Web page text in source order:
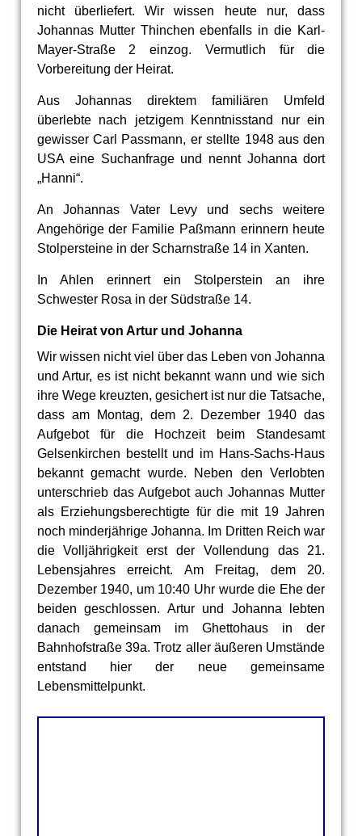
nicht überliefert. Wir wissen heute nur, dass
Johannas Mutter Thinchen ebenfalls in die Karl-
Mayer-Straße 2 einzog. Vermutlich für die
Vorbereitung der Heirat.
Aus Johannas direktem familiären Umfeld
überlebte nach jetzigem Kenntnisstand nur ein
gewisser Carl Passmann, er stellte 1948 aus den
USA eine Suchanfrage und nennt Johanna dort
„Hanni“.
An Johannas Vater Levy und sechs weitere
Angehörige der Familie Paßmann erinnern heute
Stolpersteine in der Scharnstraße 14 in Xanten.
In Ahlen erinnert ein Stolperstein an ihre
Schwester Rosa in der Südstraße 14.
Die Heirat von Artur und Johanna
Wir wissen nicht viel über das Leben von Johanna
und Artur, es ist nicht bekannt wann und wie sich
ihre Wege kreuzten, gesichert ist nur die Tatsache,
dass am Montag, dem 2. Dezember 1940 das
Aufgebot für die Hochzeit beim Standesamt
Gelsenkirchen bestellt und im Hans-Sachs-Haus
bekannt gemacht wurde. Neben den Verlobten
unterschrieb das Aufgebot auch Johannas Mutter
als Erziehungsberechtigte für die mit 19 Jahren
noch minderjährige Johanna. Im Dritten Reich war
die Volljährigkeit erst der Vollendung das 21.
Lebensjahres erreicht. Am Freitag, dem 20.
Dezember 1940, um 10:40 Uhr wurde die Ehe der
beiden geschlossen. Artur und Johanna lebten
danach gemeinsam im Ghettohaus in der
Bahnhofstraße 39a. Trotz aller äußeren Umstände
entstand hier der neue gemeinsame
Lebensmittelpunkt.